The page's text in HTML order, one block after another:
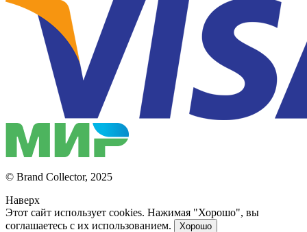
© Brand Collector, 2025
Наверх
Этот сайт использует cookies. Нажимая "Хорошо", вы
соглашаетесь с их использованием.
Хорошо